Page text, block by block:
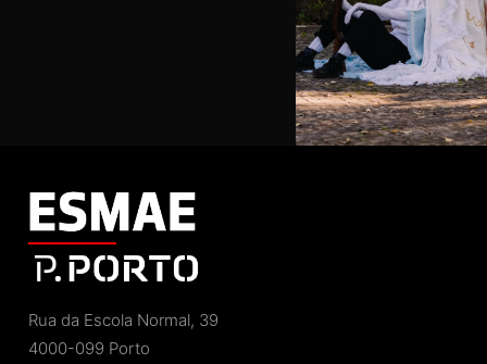
Rua da Escola Normal, 39
4000-099 Porto